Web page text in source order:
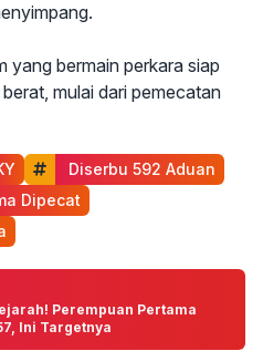
yang bermain perkara siap
mulai dari pemecatan
Diserbu 592 Aduan
Dipecat
Perempuan Pertama
Ini Targetnya